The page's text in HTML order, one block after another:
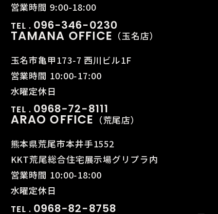
営業時間 9:00-18:00
TEL . 096-346-0230
TAMANA OFFICE （玉名店）
玉名市亀甲173-7 西川ビル1F
営業時間 10:00-17:00
水曜定休日
TEL . 0968-72-8111
ARAO OFFICE （荒尾店）
熊本県荒尾市本井手1552
KKT荒尾総合住宅展示場グリプラ内
営業時間 10:00-18:00
水曜定休日
TEL . 0968-82-8758